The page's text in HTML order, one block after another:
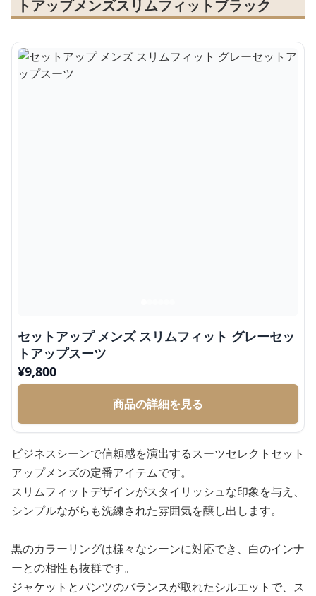
トアップメンズスリムフィットブラック
セットアップ メンズ スリムフィット グレーセッ
トアップスーツ
¥9,800
商品の詳細を見る
ビジネスシーンで信頼感を演出するスーツセレクトセット
アップメンズの定番アイテムです。
スリムフィットデザインがスタイリッシュな印象を与え、
シンプルながらも洗練された雰囲気を醸し出します。
黒のカラーリングは様々なシーンに対応でき、白のインナ
ーとの相性も抜群です。
ジャケットとパンツのバランスが取れたシルエットで、ス